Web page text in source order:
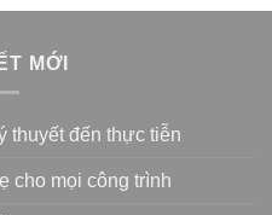
MỚI
thuyết đến thực tiễn
cho mọi công trình